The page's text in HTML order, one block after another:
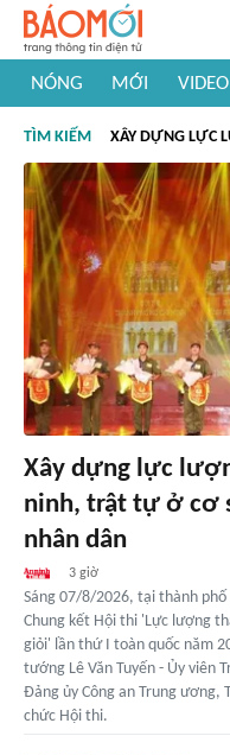
NÓNG MỚI VIDEO
#Khám phá thế giới
TÌM KIẾM XÂY DỰNG LỰC
Xây dựng lực
ninh, trật tự ở cơ
nhân dân
3 giờ
Sáng 07/8/2026, tại thành phố
Chung kết Hội thi 'Lực lượng
giỏi' lần thứ I toàn quốc năm
tướng Lê Văn Tuyến - Ủy viên
Đảng ủy Công an Trung ương,
chức Hội thi.